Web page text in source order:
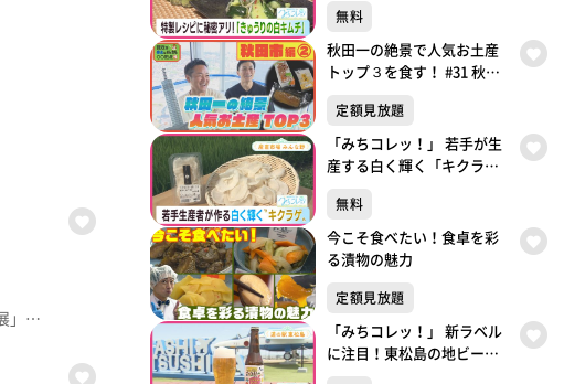
【『仮面ライダーアギト』の賀集利樹さん秋山莉奈さん生出演！あすから開催の「真アギト展」の魅力を語る！】■仮面ライダーアギト25周年記念 真アギト展 東北・仙台会場【期間】8月8日(土)～8月30日(日)【会場】仙台駅前イービーンズ 9階杜のイベントホール 3階イベントスペース【料金】当日券(フリー日)一般(18歳以上)2,500円（税込） U-18(17歳以下)2,200円（税込）【龍ちゃんの突撃！生中継】せんだい農業園芸センターからカラフルな花々が光に包まれる夏のナイトイベントの見どころを紹介します【デパスパ一番のり！】エスパル仙台から生中継【本間ちゃん流方言五七五】これであなたも方言の達人！？知って納得、聞いて爆笑！今から使える方言の“ツウ”な言い回しを本間ちゃん流に教えちゃいます。【ナマなキッチン】人気店パティシエ直伝！家庭で作れる本格スイーツ『ほうれん草のムース』ムッシュ マスノ アルパジョン4号線岩沼店 チーフパティシエ 岩田大樹【住所】名取市堀内北竹85-6【電話番号】0223-22-0551【営業時間】9:30～19:00 年中無休【突撃！生中継】藤崎から生中継※紹介した催事等は終了している場合があります。※紹介した商品等は取り扱いが終了している場合があります。
駅】
無料
秋田一の絶景で人気お土産
トップ３を食す！ #31 秋田
ら〇〇だった件
定額見放題
「みちコレッ！」 若手が生
産する白く輝く「キクラ
んな野】
無料
今こそ食べたい！食卓を彩
る漬物の魅力
定額見放題
「みちコレッ！」 新ラベル
に注目！東松島の地ビール